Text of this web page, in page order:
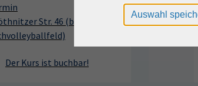
Str. 46 (beim
Auswahl